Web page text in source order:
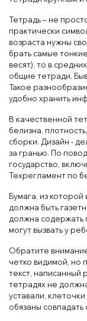
Тетрадь – не
практически
возраста нужны
брать самые
весят), то в
общие тетради.
Такое
удобно хранить
В качественной
белизна,
сборки. Дизайн -
за гранью. По
государство,
Техрегламент по
Бумага, из
должна быть
должна содержать
могут вызвать у
Обратите
четко видимой, но
текст, написанный
тетрадях не
уставали,
обязаны совпадать